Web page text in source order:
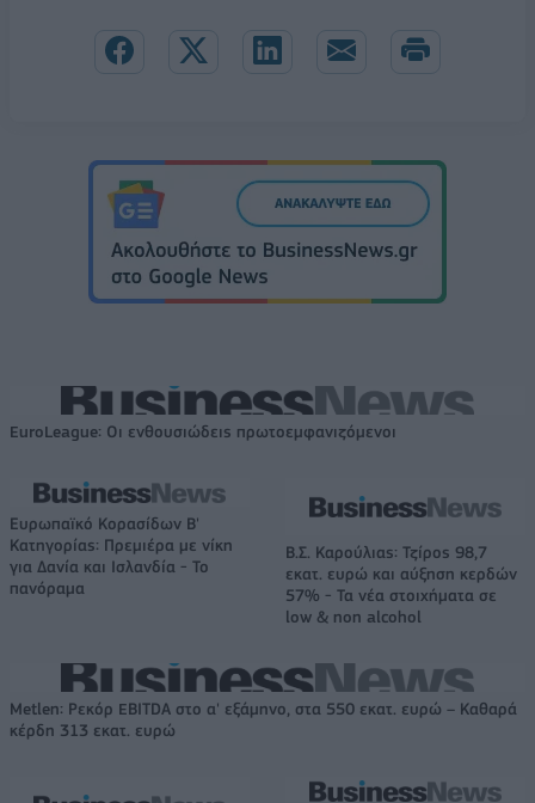
EuroLeague: Οι ενθουσιώδεις πρωτοεμφανιζόμενοι
Ευρωπαϊκό Κορασίδων Β'
Κατηγορίας: Πρεμιέρα με νίκη
για Δανία και Ισλανδία - Το
πανόραμα
Β.Σ. Καρούλιας: Τζίρος 98,7
εκατ. ευρώ και αύξηση κερδών
57% - Τα νέα στοιχήματα σε
low & non alcohol
Metlen: Ρεκόρ EBITDA στο α' εξάμηνο, στα 550 εκατ. ευρώ – Καθαρά
κέρδη 313 εκατ. ευρώ